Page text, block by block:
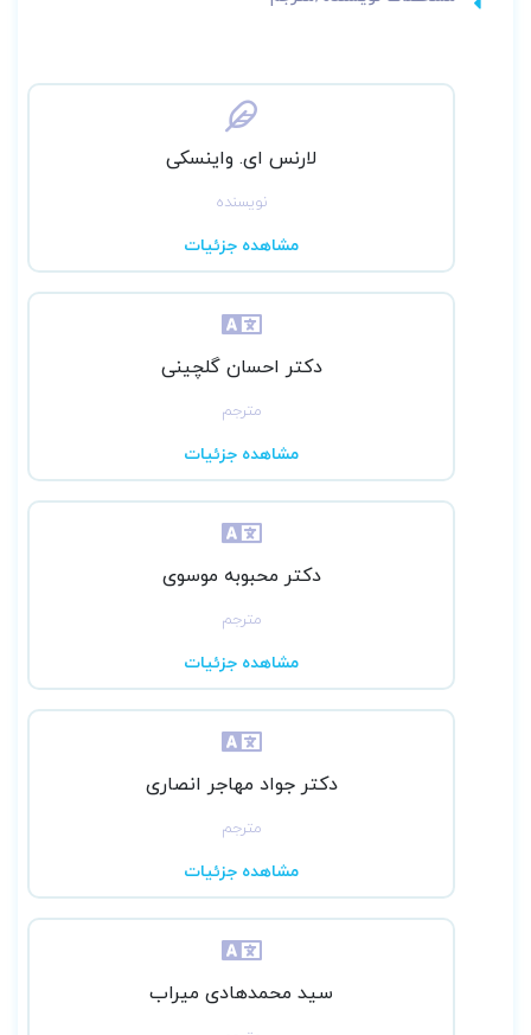
لارنس ای. واینسکی
نویسنده
مشاهده جزئیات
دکتر احسان گلچینی
مترجم
مشاهده جزئیات
دکتر محبوبه موسوی
مترجم
مشاهده جزئیات
دکتر جواد مهاجر انصاری
مترجم
مشاهده جزئیات
سید محمدهادی میراب